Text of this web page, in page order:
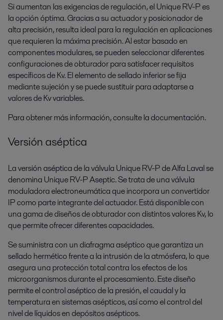
Si aumentan las exigencias de regulación, el Unique RV-P es
la opción óptima. Gracias a su actuador y posicionador de
alta precisión, resulta ideal para la regulación en aplicaciones
que requieren la máxima precisión. Al estar basado en
componentes modulares, se pueden seleccionar diferentes
configuraciones de obturador para satisfacer requisitos
específicos de Kv. El elemento de sellado inferior se fija
mediante sujeción y se puede sustituir para adaptarse a
valores de Kv variables.
Para obtener más información, consulte la documentación.
Versión aséptica
La versión aséptica de la válvula Unique RV-P de Alfa Laval se
denomina Unique RV-P Aseptic. Se trata de una válvula
moduladora electroneumática que incorpora un convertidor
IP como parte integrante del actuador. Está disponible con
una gama de diseños de obturador con distintos valores Kv, lo
que permite ofrecer diferentes capacidades.
Se suministra con un diafragma aséptico que garantiza un
sellado hermético frente a la intrusión de la atmósfera, lo que
asegura una protección total contra los efectos de los
microorganismos durante el procesamiento. Este diseño
permite el control aséptico de la presión, el caudal y la
temperatura en sistemas asépticos, así como el control del
nivel de líquidos en depósitos asépticos.